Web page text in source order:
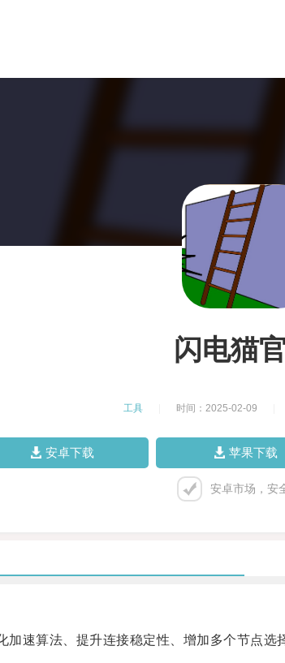
闪电猫
工具 时间：2025-02-09
安卓下载 苹果下载
安卓市场，安
速算法、提升连接稳定性、增加多个节点选